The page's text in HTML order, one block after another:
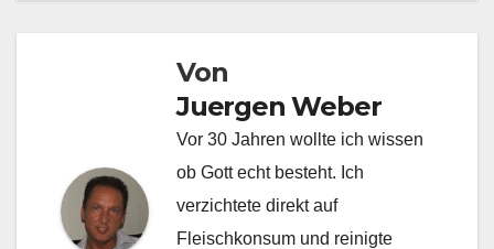
Von
Juergen Weber
Vor 30 Jahren wollte ich wissen
ob Gott echt besteht. Ich
verzichtete direkt auf
Fleischkonsum und reinigte